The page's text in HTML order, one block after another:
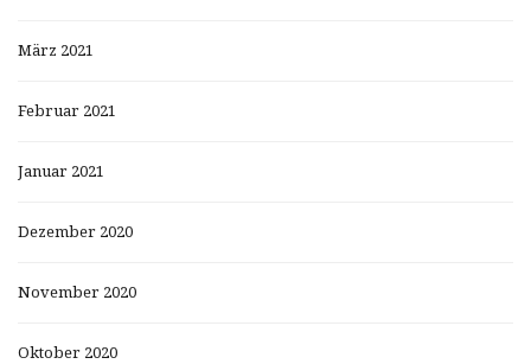
März 2021
Februar 2021
Januar 2021
Dezember 2020
November 2020
Oktober 2020